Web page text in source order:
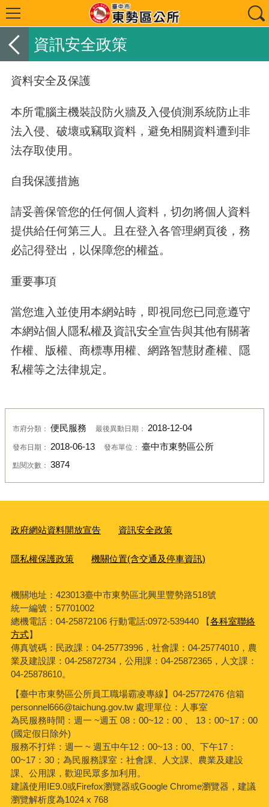
資訊安全政策
資料安全及保護
本所電腦主機裝設防火牆及入侵偵測系統防止非
法入侵、破壞或竊取資料，避免相關資料遭到非
法存取使用。
自我保護措施
請妥善保管您的任何個人資料，切勿將個人資料
提供給任何第三人。且在登入各管理網頁後，務
必記得登出，以保障您的權益。
重要事項
當您進入並使用本網站時，即視同您已同意遵守
本網站個人隱私權及資訊安全宣告與其他有關著
作權、版權、商標專用權、網路智慧財產權、隱
私權等之法律規定。
市府分類： 便民服務 最後異動日期： 2018-12-04
發布日期： 2018-06-13 發布單位： 臺中市東勢區公所
點閱次數： 3874
政府網站資料開放宣告 資訊安全政策
隱私權保護政策 機關位置(含交通及停車資訊)
機關地址：423013臺中市東勢區北興里豐勢路518號
統一編號：57701002
總機電話：04-25872106 行動電話:0972-539440 【各科室聯絡
方式】
傳真號碼：民政課：04-25773996，社會課：04-25774010，農
業及建設課：04-25872734，公用課：04-25872365，人文課：
04-25878610。
【臺中市東勢區公所員工職場霸凌專線】04-25772476 信箱
personnel666@taichung.gov.tw 處理單位：人事室
為民服務時間：週一 ~週五 08：00~12：00 、 13：00~17：00
(國定假日除外)
服務不打烊：週一 ~ 週五中午12：00~13：00、下午17：
00~17：30；為民服務課室：社會課、人文課、農業及建設
課、公用課，歡迎民眾多加利用。
建議使用IE9.0或Firefox瀏覽器或Google Chrome瀏覽器，建議
瀏覽解析度為1024 x 768